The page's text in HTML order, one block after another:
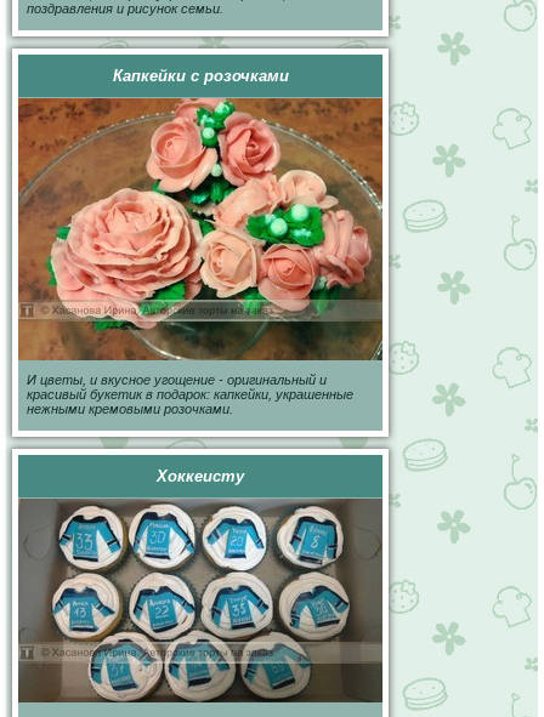
поздравления и рисунок семьи.
Капкейки с розочками
И цветы, и вкусное угощение - оригинальный и
красивый букетик в подарок: капкейки, украшенные
нежными кремовыми розочками.
Хоккеисту